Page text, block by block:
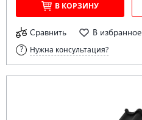
В КОРЗИНУ
Сравнить В избранное
Нужна консультация?